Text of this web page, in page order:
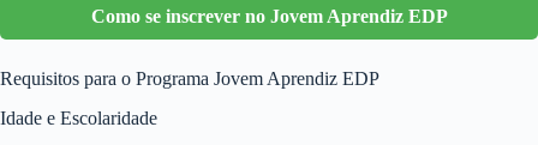
Como se inscrever no Jovem Aprendiz EDP
Requisitos para o Programa Jovem Aprendiz EDP
Idade e Escolaridade